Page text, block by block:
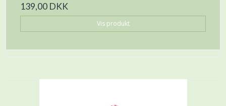
139,00 DKK
Vis produkt